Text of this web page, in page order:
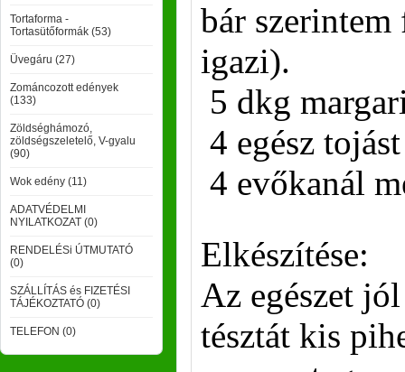
Tortaforma -
Tortasütőformák (53)
Üvegáru (27)
Zománcozott edények
(133)
Zöldséghámozó,
zöldségszeletelő, V-gyalu
(90)
Wok edény (11)
ADATVÉDELMI
NYILATKOZAT (0)
RENDELÉSi ÚTMUTATÓ
(0)
SZÁLLÍTÁS és FIZETÉSI
TÁJÉKOZTATÓ (0)
TELEFON (0)
bár szerintem
igazi).
5 dkg
4 egész tojást
4 evőkanál
Elkészítése:
Az egészet
tésztát kis